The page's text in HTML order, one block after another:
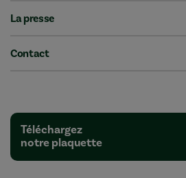
La presse
Contact
Téléchargez
notre plaquette